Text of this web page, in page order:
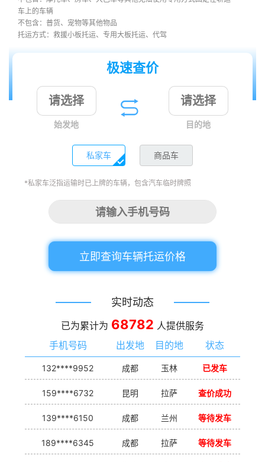
车上的车辆
不包含：普货、宠物等其他物品
托运方式：救援小板托运、专用大板托运、代驾
极速查价
始发地 目的地
私家车 商品车
*私家车泛指运输时已上牌的车辆，包含汽车临时牌照
立即查询车辆托运价格
实时动态
已为累计为 68782 人提供服务
手机号码
出发地 目的地 状态
132****9952 成都 玉林 已发车
159****6732 昆明 拉萨 查价成功
139****6150 成都 兰州 等待发车
189****6345 成都 拉萨 等待发车